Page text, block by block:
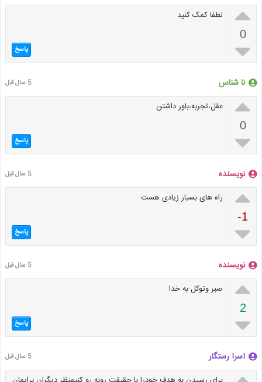

0

لطفا کمک کنید
پاسخ
نا شناس 5 سال قبل

0

عقل،تجربه،باور داشتن
پاسخ
نویسنده 5 سال قبل

-1

راه های بسیار زیادی هست
پاسخ
نویسنده 5 سال قبل

2

صبر وتوکل به خدا
پاسخ
اسرا رستگار 5 سال قبل